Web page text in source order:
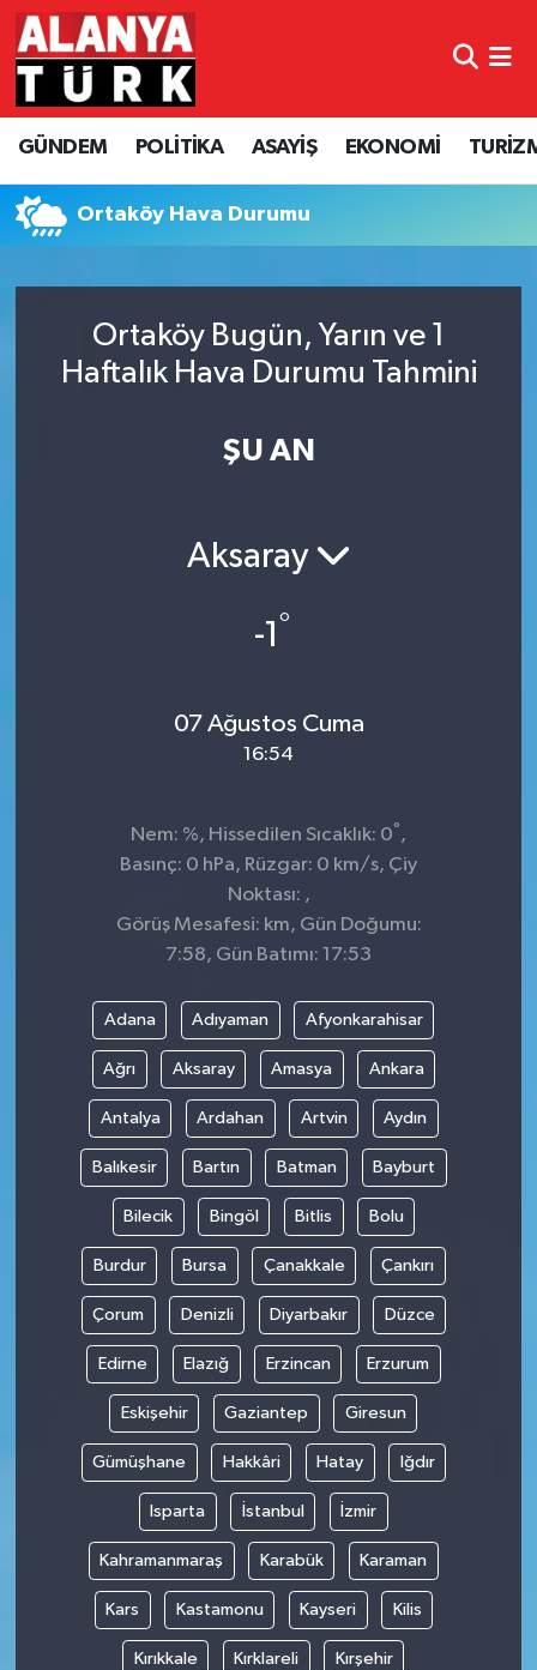
GÜNDEM POLİTİKA ASAYİŞ EKONOMİ
Ortaköy Hava Durumu
Ortaköy Bugün, Yarın ve 1
Haftalık Hava Durumu Tahmini
ŞU AN
Aksaray
-1°
07 Ağustos Cuma
16:54
Nem: %, Hissedilen Sıcaklık: 0° ,
Basınç: 0 hPa, Rüzgar: 0 km/s, Çiy
Noktası: ,
Görüş Mesafesi: km, Gün Doğumu:
7:58, Gün Batımı: 17:53
Adana Adıyaman Afyonkarahisar
Ağrı Aksaray Amasya Ankara
Antalya Ardahan Artvin Aydın
Balıkesir Bartın Batman Bayburt
Bilecik Bingöl Bitlis Bolu
Burdur Bursa Çanakkale Çankırı
Çorum Denizli Diyarbakır Düzce
Edirne Elazığ Erzincan Erzurum
Eskişehir Gaziantep Giresun
Gümüşhane Hakkâri Hatay Iğdır
Isparta İstanbul İzmir
Kahramanmaraş Karabük Karaman
Kars Kastamonu Kayseri Kilis
Kırıkkale Kırklareli Kırşehir
GÜNDEM
POLİTİKA
ASAYİŞ
TURİZM
Nöbetçi Eczaneler
Hava Durumu
Namaz Vakitleri
Süper Lig Puan Durumu ve Fikstür
Son Dakika Haberleri